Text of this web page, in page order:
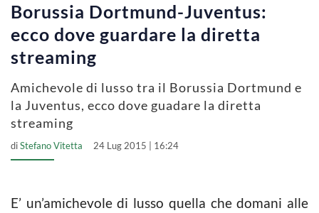
Borussia Dortmund-Juventus:
ecco dove guardare la diretta
streaming
Amichevole di lusso tra il Borussia Dortmund e
la Juventus, ecco dove guadare la diretta
streaming
diStefano Vitetta 24 Lug 2015 | 16:24
E’ un’amichevole di lusso quella che domani alle